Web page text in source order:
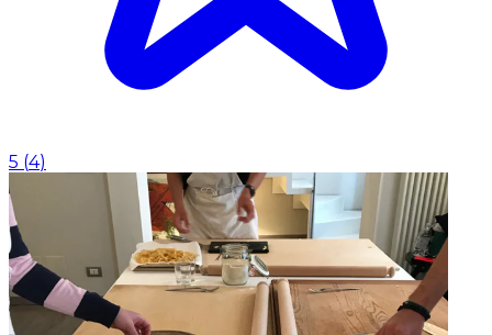
5 (4)